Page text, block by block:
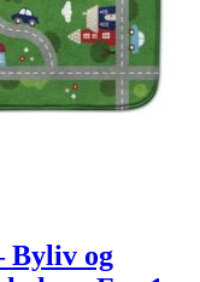
Byliv og